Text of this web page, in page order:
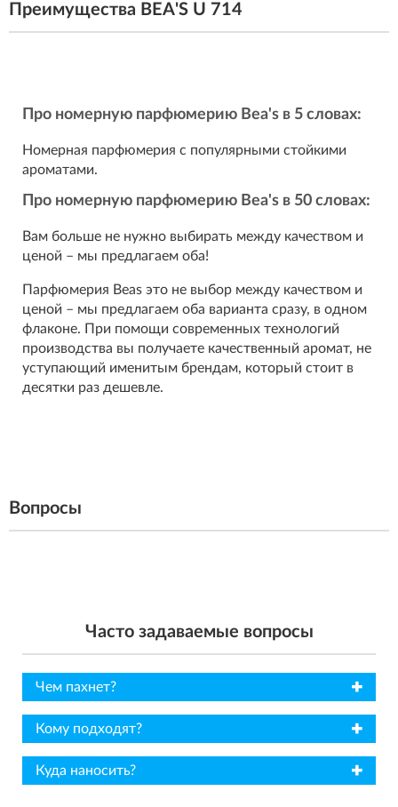
Преимущества BEA'S U 714
Про номерную парфюмерию Bea's в 5 словах:
Номерная парфюмерия с популярными стойкими
ароматами.
Про номерную парфюмерию Bea's в 50 словах:
Вам больше не нужно выбирать между качеством и
ценой – мы предлагаем оба!
Парфюмерия Beas это не выбор между качеством и
ценой – мы предлагаем оба варианта сразу, в одном
флаконе. При помощи современных технологий
производства вы получаете качественный аромат, не
уступающий именитым брендам, который стоит в
десятки раз дешевле.
Вопросы
Часто задаваемые вопросы
✖
Чем пахнет?
✖
Кому подходят?
✖
Куда наносить?